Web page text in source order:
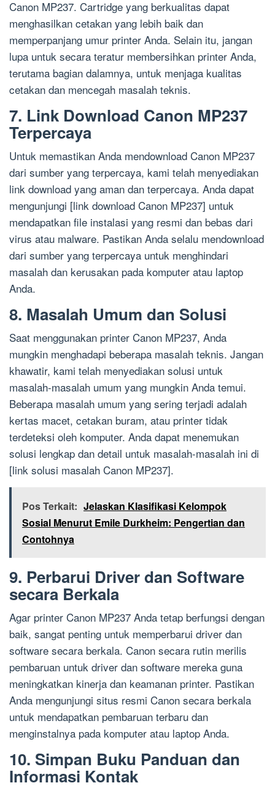
Canon MP237. Cartridge yang berkualitas dapat
menghasilkan cetakan yang lebih baik dan
memperpanjang umur printer Anda. Selain itu, jangan
lupa untuk secara teratur membersihkan printer Anda,
terutama bagian dalamnya, untuk menjaga kualitas
cetakan dan mencegah masalah teknis.
7. Link Download Canon MP237
Terpercaya
Untuk memastikan Anda mendownload Canon MP237
dari sumber yang terpercaya, kami telah menyediakan
link download yang aman dan terpercaya. Anda dapat
mengunjungi [link download Canon MP237] untuk
mendapatkan file instalasi yang resmi dan bebas dari
virus atau malware. Pastikan Anda selalu mendownload
dari sumber yang terpercaya untuk menghindari
masalah dan kerusakan pada komputer atau laptop
Anda.
8. Masalah Umum dan Solusi
Saat menggunakan printer Canon MP237, Anda
mungkin menghadapi beberapa masalah teknis. Jangan
khawatir, kami telah menyediakan solusi untuk
masalah-masalah umum yang mungkin Anda temui.
Beberapa masalah umum yang sering terjadi adalah
kertas macet, cetakan buram, atau printer tidak
terdeteksi oleh komputer. Anda dapat menemukan
solusi lengkap dan detail untuk masalah-masalah ini di
[link solusi masalah Canon MP237].
Pos Terkait: Jelaskan Klasifikasi Kelompok
Sosial Menurut Emile Durkheim: Pengertian dan
Contohnya
9. Perbarui Driver dan Software
secara Berkala
Agar printer Canon MP237 Anda tetap berfungsi dengan
baik, sangat penting untuk memperbarui driver dan
software secara berkala. Canon secara rutin merilis
pembaruan untuk driver dan software mereka guna
meningkatkan kinerja dan keamanan printer. Pastikan
Anda mengunjungi situs resmi Canon secara berkala
untuk mendapatkan pembaruan terbaru dan
menginstalnya pada komputer atau laptop Anda.
10. Simpan Buku Panduan dan
Informasi Kontak